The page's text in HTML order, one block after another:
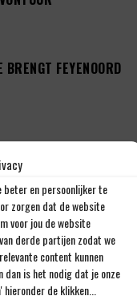
beter en persoonlijker te
zorgen dat de website
voor jou de website
derde partijen zodat we
content kunnen
dan is het nodig dat je onze
de klikken...
FEYENOORD
ZET LOOPBAAN
DICHT BIJ